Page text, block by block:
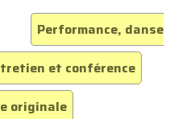
Performance, danse
et conférence
originale